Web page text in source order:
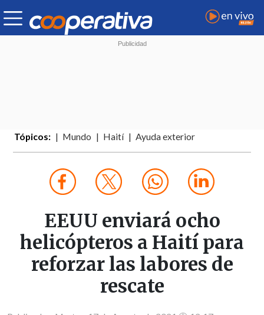
Tópicos: Mundo Haití Ayuda exterior
EEUU enviará ocho
helicópteros a Haití para
reforzar las labores de
rescate